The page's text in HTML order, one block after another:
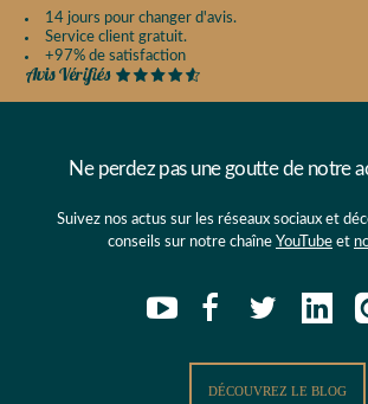
14 jours pour changer d'avis.
Service client gratuit.
+97% de satisfaction
Ne perdez pas une goutte de notre
Suivez nos actus sur les réseaux sociaux et
conseils sur notre chaîne YouTube et
DÉCOUVREZ LE BLOG